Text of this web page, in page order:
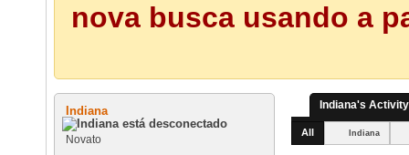
nova busca usando a
Indiana
Novato
Indiana's Activity
All Indiana